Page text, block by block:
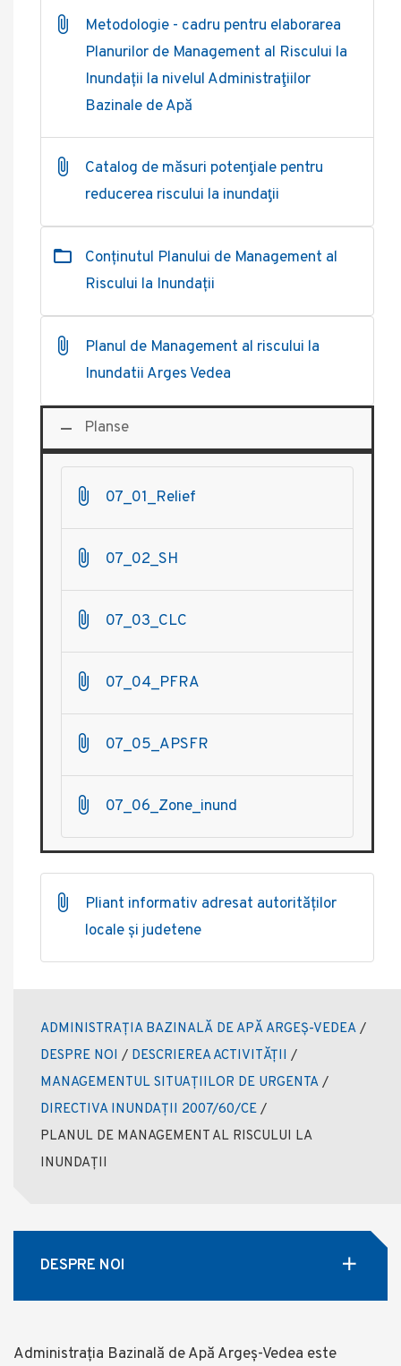
Metodologie - cadru pentru elaborarea
Planurilor de Management al Riscului la
Inundații la nivelul Administraţiilor
Bazinale de Apă
Catalog de măsuri potenƫiale pentru
reducerea riscului la inundaƫii
Conținutul Planului de Management al
Riscului la Inundații
Planul de Management al riscului la
Inundatii Arges Vedea
Planse
07_01_Relief
07_02_SH
07_03_CLC
07_04_PFRA
07_05_APSFR
07_06_Zone_inund
Pliant informativ adresat autorităților
locale și judetene
ADMINISTRAȚIA BAZINALĂ DE APĂ ARGEȘ-VEDEA /
DESPRE NOI / DESCRIEREA ACTIVITĂȚII /
MANAGEMENTUL SITUAȚIILOR DE URGENTA /
DIRECTIVA INUNDAȚII 2007/60/CE /
PLANUL DE MANAGEMENT AL RISCULUI LA
INUNDAȚII
DESPRE NOI
Administrația Bazinală de Apă Argeș-Vedea este